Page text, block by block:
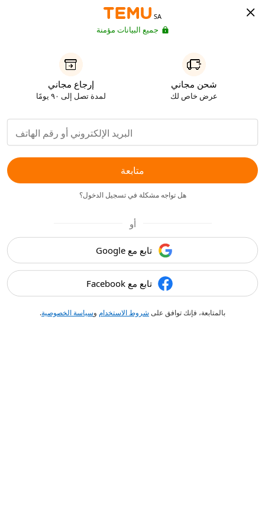
SA
جميع البيانات مؤمنة
شحن مجاني
عرض خاص لك
إرجاع مجاني
لمدة تصل إلى ٩٠ يومًا
متابعة
هل تواجه مشكلة في تسجيل الدخول؟
أو
تابع مع Google
تابع مع Facebook
بالمتابعة، فإنك توافق على شروط الاستخدام وسياسة الخصوصية.